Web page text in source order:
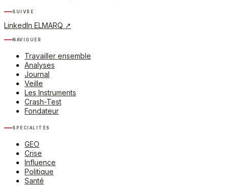
Suivre
LinkedIn ELMARQ ↗
Naviguer
Travailler ensemble
Analyses
Journal
Veille
Les Instruments
Crash-Test
Fondateur
Spécialités
GEO
Crise
Influence
Politique
Santé